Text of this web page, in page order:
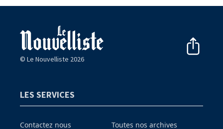
© Le Nouvelliste 2026
LES SERVICES
Contactez nous Toutes nos archives